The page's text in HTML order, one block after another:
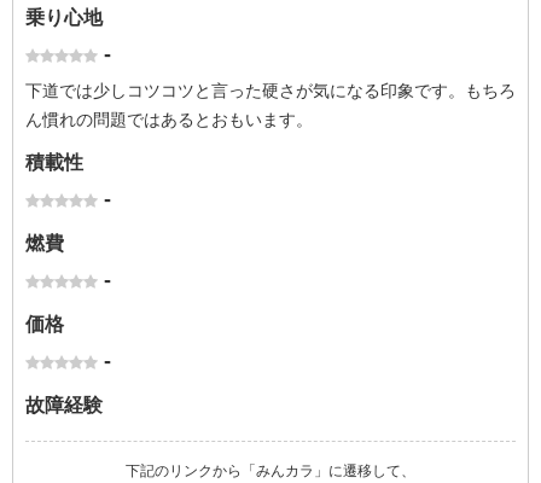
乗り心地
-
下道では少しコツコツと言った硬さが気になる印象です。もちろ
ん慣れの問題ではあるとおもいます。
積載性
-
燃費
-
価格
-
故障経験
下記のリンクから「みんカラ」に遷移して、